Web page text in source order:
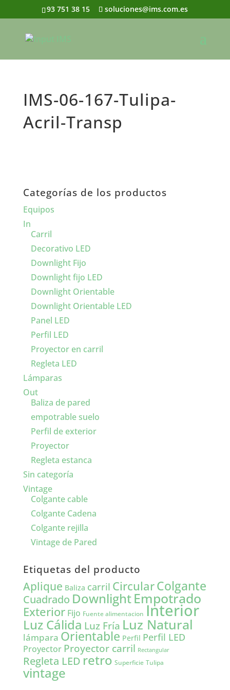
93 751 38 15 soluciones@ims.com.es
IMS-06-167-Tulipa-
Acril-Transp
Categorías de los productos
Equipos
In
Carril
Decorativo LED
Downlight Fijo
Downlight fijo LED
Downlight Orientable
Downlight Orientable LED
Panel LED
Perfil LED
Proyector en carril
Regleta LED
Lámparas
Out
Baliza de pared
empotrable suelo
Perfil de exterior
Proyector
Regleta estanca
Sin categoría
Vintage
Colgante cable
Colgante Cadena
Colgante rejilla
Vintage de Pared
Etiquetas del producto
Aplique Baliza carril CircularColgante
Cuadrado DownlightEmpotrado
Exterior Fijo Fuente alimentacion Interior
Luz Cálida Luz Fría Luz Natural
lámpara Orientable Perfil Perfil LED
Proyector Proyector carril Rectangular
Regleta LEDretro Superficie Tulipa
vintage